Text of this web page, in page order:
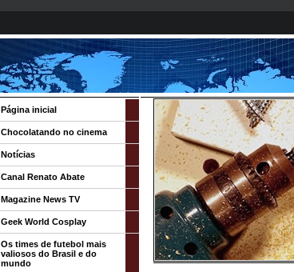
Página inicial
Chocolatando no cinema
Notícias
Canal Renato Abate
Magazine News TV
Geek World Cosplay
Os times de futebol mais
valiosos do Brasil e do
mundo